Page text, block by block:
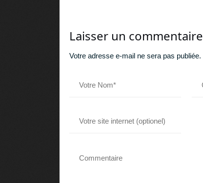
Laisser un commentaire
Votre adresse e-mail ne sera pas publiée.